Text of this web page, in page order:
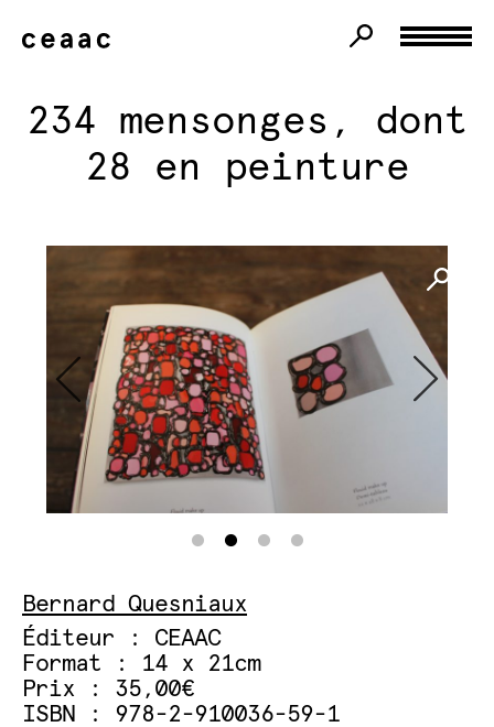
234 mensonges, dont
28 en peinture
Bernard Quesniaux
Éditeur : CEAAC
Format : 14 x 21cm
Prix : 35,00€
ISBN : 978-2-910036-59-1